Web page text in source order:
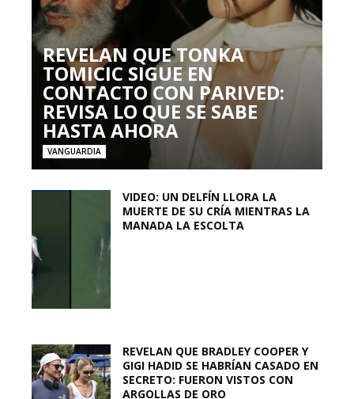
REVELAN QUE TONKA
TOMICIC SIGUE EN
CONTACTO CON PARIVED:
REVISA LO QUE SE SABE
HASTA AHORA
VANGUARDIA
VIDEO: UN DELFÍN LLORA LA
MUERTE DE SU CRÍA MIENTRAS LA
MANADA LA ESCOLTA
REVELAN QUE BRADLEY COOPER Y
GIGI HADID SE HABRÍAN CASADO EN
SECRETO: FUERON VISTOS CON
ARGOLLAS DE ORO